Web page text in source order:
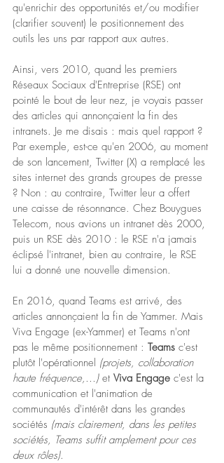
qu'enrichir des opportunités et/ou modifier
(clarifier souvent) le positionnement des
outils les uns par rapport aux autres.
Ainsi, vers 2010, quand les premiers
Réseaux Sociaux d'Entreprise (RSE) ont
pointé le bout de leur nez, je voyais passer
des articles qui annonçaient la fin des
intranets. Je me disais : mais quel rapport ?
Par exemple, est-ce qu'en 2006, au moment
de son lancement, Twitter (X) a remplacé les
sites internet des grands groupes de presse
? Non : au contraire, Twitter leur a offert
une caisse de résonnance. Chez Bouygues
Telecom, nous avions un intranet dès 2000,
puis un RSE dès 2010 : le RSE n'a jamais
éclipsé l'intranet, bien au contraire, le RSE
lui a donné une nouvelle dimension.
En 2016, quand Teams est arrivé, des
articles annonçaient la fin de Yammer. Mais
Viva Engage (ex-Yammer) et Teams n'ont
pas le même positionnement : Teams c'est
plutôt l'opérationnel (projets, collaboration
haute fréquence,...) et Viva Engage c'est la
communication et l'animation de
communautés d'intérêt dans les grandes
sociétés (mais clairement, dans les petites
sociétés, Teams suffit amplement pour ces
deux rôles).